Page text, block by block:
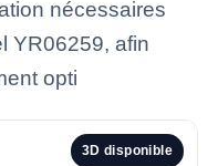
nécessaires
YR06259, afin
opti
3D disponible